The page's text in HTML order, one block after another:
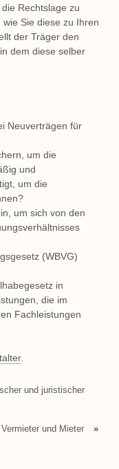
Rechtslage zu
Sie diese zu Ihren
der Träger den
dem diese selber
Neuverträgen für
um die
und
um die
um sich von den
(WBVG)
in
die im
Fachleistungen
.
und juristischer
und Mieter
»